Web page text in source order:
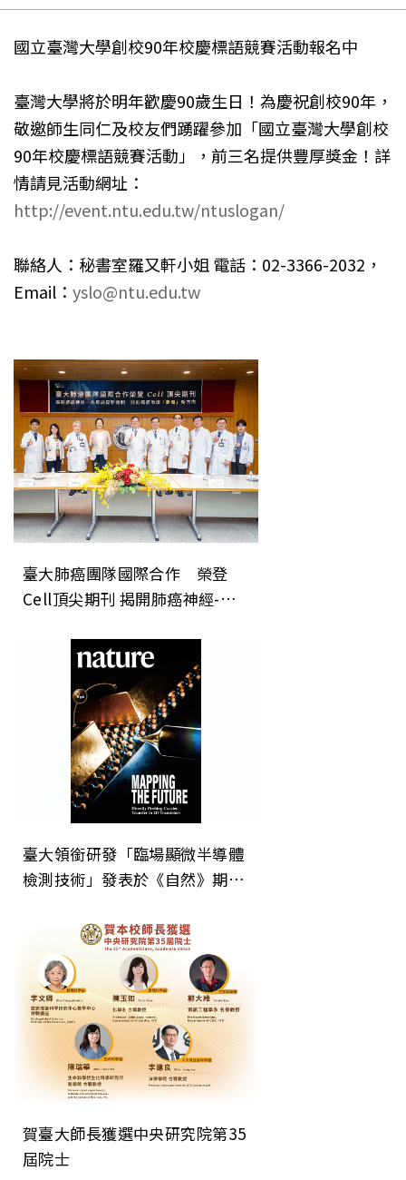
國立臺灣大學創校90年校慶標語競賽活動報名中
臺灣大學將於明年歡慶90歲生日！為慶祝創校90年，
敬邀師生同仁及校友們踴躍參加「國立臺灣大學創校
90年校慶標語競賽活動」，前三名提供豐厚獎金！詳
情請見活動網址：
http://event.ntu.edu.tw/ntuslogan/
聯絡人：秘書室羅又軒小姐 電話：02-3366-2032，
Email： yslo@ntu.edu.tw
臺大肺癌團隊國際合作 榮登
Cell頂尖期刊 揭開肺癌神經-免
電」新方向
臺大領銜研發「臨場顯微半導體
檢測技術」發表於《自然》期
直接檢測技術
賀臺大師長獲選中央研究院第35
屆院士